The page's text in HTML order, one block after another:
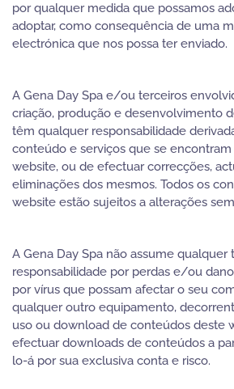
por qualquer medida que possamos
adoptar, como consequência de uma
electrónica que nos possa ter enviado.
A Gena Day Spa e/ou terceiros
criação, produção e desenvolvimento
têm qualquer responsabilidade
conteúdo e serviços que se
website, ou de efectuar correcções,
eliminações dos mesmos. Todos os
website estão sujeitos a alterações
A Gena Day Spa não assume qualquer
responsabilidade por perdas e/ou
por vírus que possam afectar o seu
qualquer outro equipamento,
uso ou download de conteúdos deste
efectuar downloads de conteúdos a
lo-á por sua exclusiva conta e risco.